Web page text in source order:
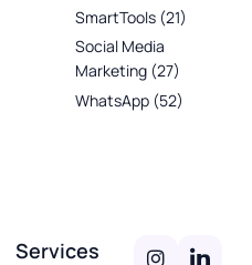
SmartTools(21)
Social Media
Marketing(27)
WhatsApp(52)
Services